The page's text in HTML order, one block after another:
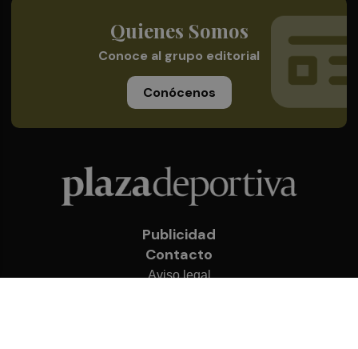
Quienes Somos
Conoce al grupo editorial
Conócenos
Publicidad
Contacto
Aviso legal